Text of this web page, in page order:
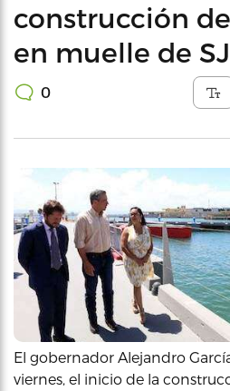
construcción de
en muelle de SJ
0
El gobernador Alejandro
viernes, el inicio de la